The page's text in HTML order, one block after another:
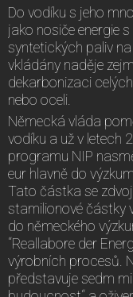
Do vodíku s jeho
jako nosiče energie
syntetických paliv
vkládány naděje
dekarbonizaci
nebo oceli.
Německá vláda
vodíku a už v letech
programu NIP
eur hlavně do
Tato částka se
stamilionové částky
do německého
“Reallabore der
výrobních procesů.
představuje sedm